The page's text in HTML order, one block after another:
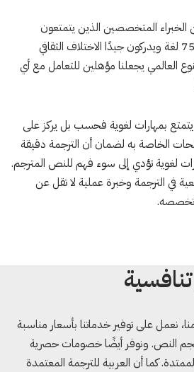
الخبراء المتخصصين الذين يتمتعون
بالمهارات اللغوية في أكثر من 75 لغة ويدركون جيدًا الاختلاف الثقافي
العالمي يجعلنا مؤهلين للتعامل مع أي
يتمتع بمهارات لغوية فحسب بل يركز على
الخاصة به لضمان أن الترجمة دقيقة
لغوية تؤدي إلى سوء فهم للنص المترجم.
في الترجمة وخبرة عملية لا تقل عن
نعمل على توفير خدماتنا بأسعار مناسبة
النص. ونوفر أيضًا خصومات حصرية
كما أن العربية للترجمة المعتمدة